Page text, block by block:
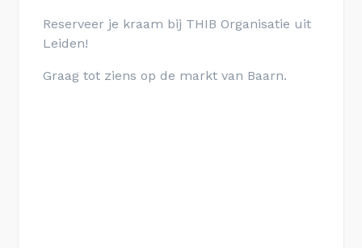
Reserveer je kraam bij THIB Organisatie uit
Leiden!
Graag tot ziens op de markt van Baarn.